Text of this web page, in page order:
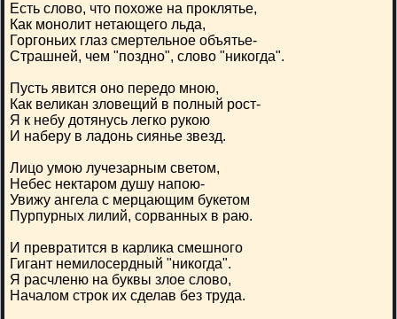
Есть слово, что похоже на проклятье,
Как монолит нетающего льда,
Горгоньих глаз смертельное объятье-
Страшней, чем "поздно", слово "никогда".
Пусть явится оно передо мною,
Как великан зловещий в полный рост-
Я к небу дотянусь легко рукою
И наберу в ладонь сиянье звезд.
Лицо умою лучезарным светом,
Небес нектаром душу напою-
Увижу ангела с мерцающим букетом
Пурпурных лилий, сорванных в раю.
И превратится в карлика смешного
Гигант немилосердный "никогда".
Я расчленю на буквы злое слово,
Началом строк их сделав без труда.